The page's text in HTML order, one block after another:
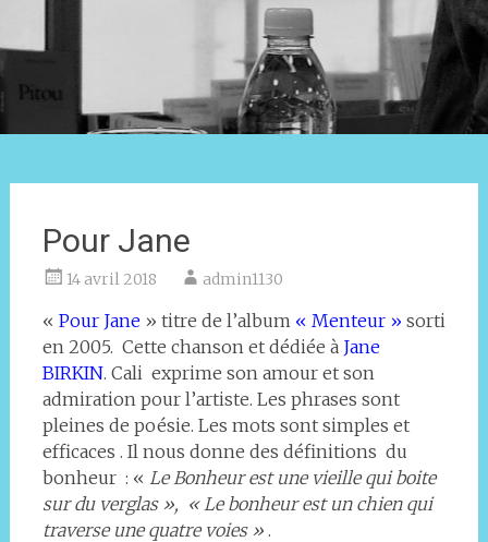
Pour Jane
14 avril 2018 admin1130
« Pour Jane» titre de l’album « Menteur » sorti
en 2005. Cette chanson et dédiée à Jane
BIRKIN. Cali exprime son amour et son
admiration pour l’artiste. Les phrases sont
pleines de poésie. Les mots sont simples et
efficaces . Il nous donne des définitions du
bonheur : « Le Bonheur est une vieille qui boite
sur du verglas », « Le bonheur est un chien qui
traverse une quatre voies ».